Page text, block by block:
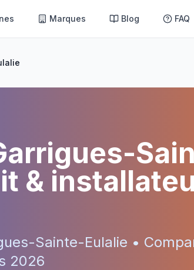
Marques Blog FAQ
&
Sainte-Eulalie •
2026